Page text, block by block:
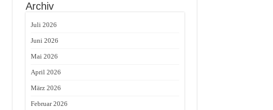
Archiv
Juli 2026
Juni 2026
Mai 2026
April 2026
März 2026
Februar 2026